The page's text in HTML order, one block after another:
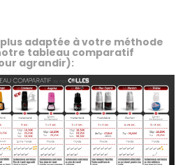
adaptée à votre méthode
tableau comparatif
agrandir):